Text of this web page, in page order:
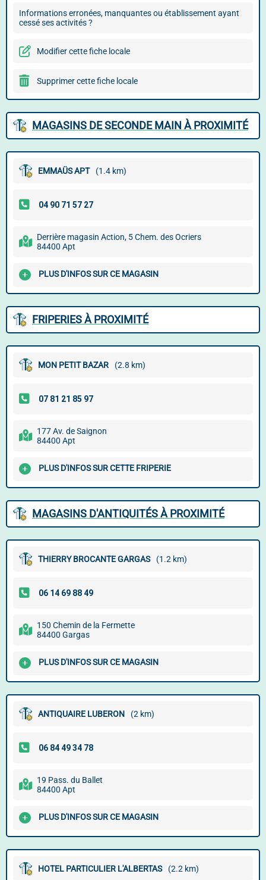
Informations erronées, manquantes ou établissement ayant
cessé ses activités ?
Modifier cette fiche locale
Supprimer cette fiche locale
MAGASINS DE SECONDE MAIN À PROXIMITÉ
EMMAÜS APT (1.4 km)
Derrière magasin Action, 5 Chem. des Ocriers
84400 Apt
PLUS D'INFOS SUR CE MAGASIN
FRIPERIES À PROXIMITÉ
MON PETIT BAZAR (2.8 km)
177 Av. de Saignon
84400 Apt
PLUS D'INFOS SUR CETTE FRIPERIE
MAGASINS D'ANTIQUITÉS À PROXIMITÉ
THIERRY BROCANTE GARGAS (1.2 km)
150 Chemin de la Fermette
84400 Gargas
PLUS D'INFOS SUR CE MAGASIN
ANTIQUAIRE LUBERON (2 km)
19 Pass. du Ballet
84400 Apt
PLUS D'INFOS SUR CE MAGASIN
HOTEL PARTICULIER L'ALBERTAS (2.2 km)